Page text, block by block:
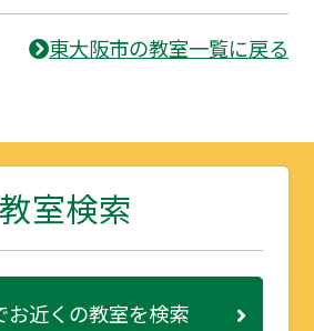
東大阪市の教室一覧に戻る
教室検索
お近くの教室を検索